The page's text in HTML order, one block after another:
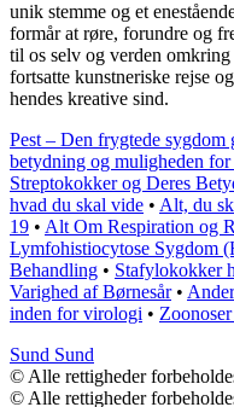
unik stemme og et
formår at røre, forundre og
til os selv og verden
fortsatte kunstneriske rejse
hendes kreative sind.
Pest – Den frygtede sygdom
betydning og muligheden for
Streptokokker og Deres
hvad du skal vide • Alt, du
19 • Alt Om Respiration og
Lymfohistiocytose Sygdom
Behandling • Stafylokokker
Varighed af Børnesår•
inden for virologi •
Sund Sund
© Alle rettigheder
© Alle rettigheder